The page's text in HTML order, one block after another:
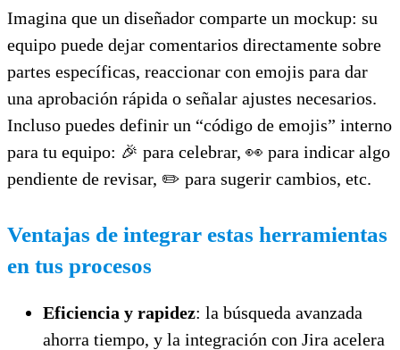
Imagina que un diseñador comparte un mockup: su
equipo puede dejar comentarios directamente sobre
partes específicas, reaccionar con emojis para dar
una aprobación rápida o señalar ajustes necesarios.
Incluso puedes definir un “código de emojis” interno
para tu equipo: 🎉 para celebrar, 👀 para indicar algo
pendiente de revisar, ✏️ para sugerir cambios, etc.
Ventajas de integrar estas herramientas
en tus procesos
Eficiencia y rapidez: la búsqueda avanzada
ahorra tiempo, y la integración con Jira acelera